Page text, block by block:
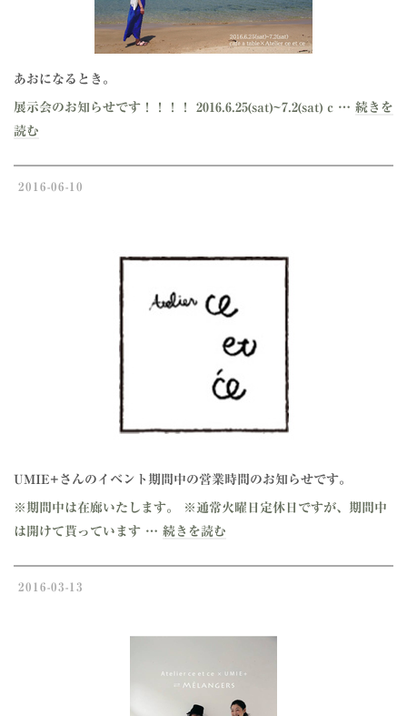
あおになるとき。
展示会のお知らせです！！！！ 2016.6.25(sat)~7.2(sat) c … 続きを
読む
2016-06-10
UMIE+さんのイベント期間中の営業時間のお知らせです。
※期間中は在廊いたします。 ※通常火曜日定休日ですが、期間中
は開けて貰っています … 続きを読む
2016-03-13